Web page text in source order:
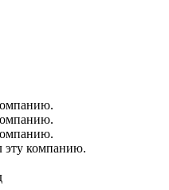
эту компанию.